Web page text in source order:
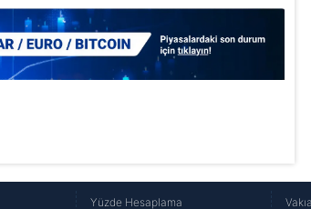
ilgili bilgi almak için lütfentıklayınız.
Yüzde Hesaplama